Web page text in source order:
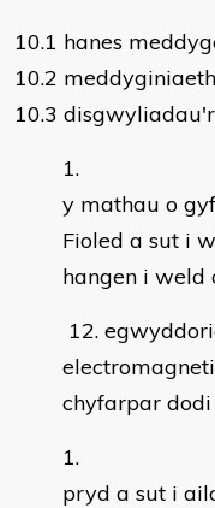
10.1 hanes
10.2
10.3
y mathau o
Fioled a sut i
hangen i weld
12.
chyfarpar
pryd a sut i